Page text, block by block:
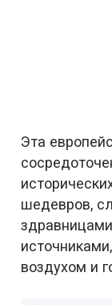
Эта
шедевров,
воздухом и